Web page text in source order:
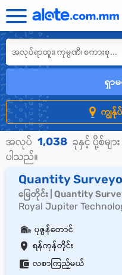
ရှာ
ကျွန်ု
အလုပ် 1,038 ခုနှင့် ပို့စ်မျာ
ပါသည်။
Quantity
မြေတိုင်း | Quantity
Royal Jupiter
ရန်ကုန်တိုင်း
ပုဇွန်တောင်
လစာကြည့်မယ်